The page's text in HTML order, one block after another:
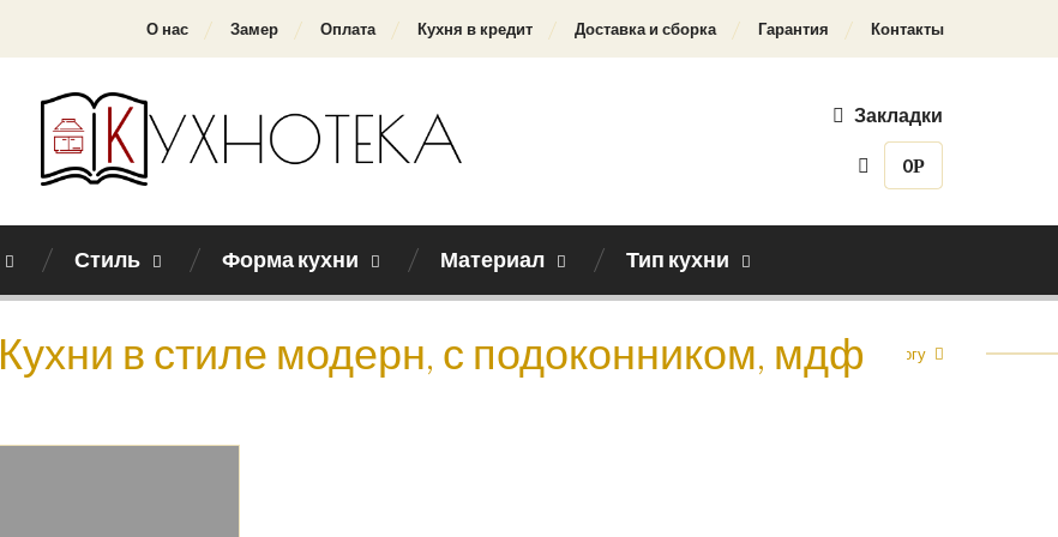
О нас Замер Оплата Кухня в кредит Доставка и сборка Гарантия Контакты
Закладки
0Р
Стиль Форма кухни Материал Тип кухни
Кухни в стиле модерн, с подоконником, мдфНазад к каталогу